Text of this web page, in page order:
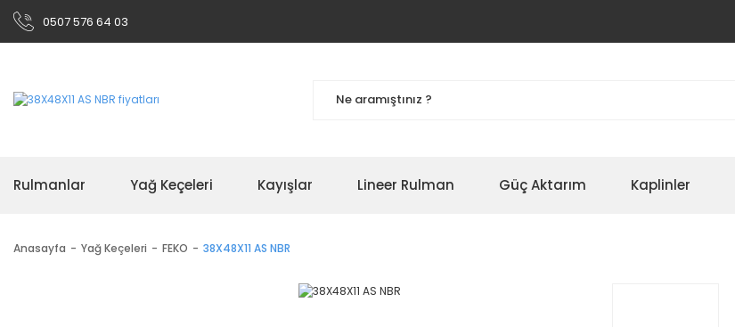
0507 576 64 03
Rulmanlar Yağ Keçeleri Kayışlar Lineer Rulman Güç Aktarım Kaplinler
Anasayfa Yağ Keçeleri FEKO 38X48X11 AS NBR